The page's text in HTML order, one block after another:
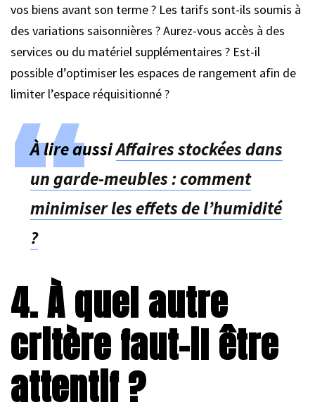
vos biens avant son terme ? Les tarifs sont-ils soumis à
des variations saisonnières ? Aurez-vous accès à des
services ou du matériel supplémentaires ? Est-il
possible d’optimiser les espaces de rangement afin de
limiter l’espace réquisitionné ?
À lire aussiAffaires stockées dans
un garde-meubles : comment
minimiser les effets de l’humidité
?
4. À quel autre
critère faut-il être
attentif ?